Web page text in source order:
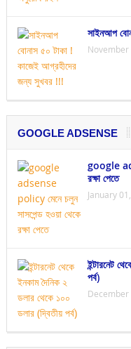
সাইনআপ
November
GOOGLE ADSENSE
google
রক্ষা পেতে
January
ইন্টারনেট
পর্ব)
December